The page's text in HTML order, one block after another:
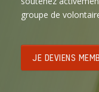
groupe de
JE DEVIENS